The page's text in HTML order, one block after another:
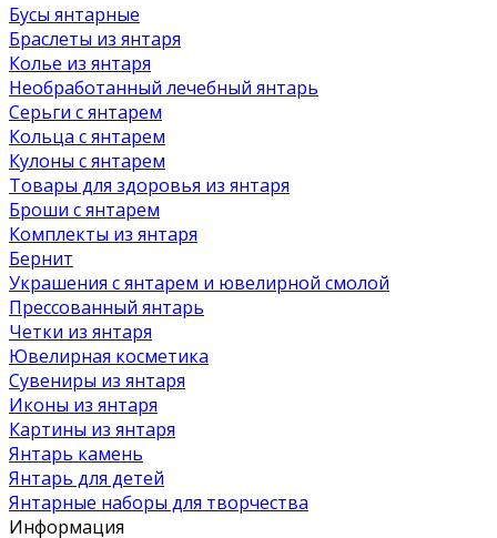
Бусы янтарные
Браслеты из янтаря
Колье из янтаря
Необработанный лечебный янтарь
Серьги с янтарем
Кольца с янтарем
Кулоны с янтарем
Товары для здоровья из янтаря
Броши с янтарем
Комплекты из янтаря
Бернит
Украшения с янтарем и ювелирной смолой
Прессованный янтарь
Четки из янтаря
Ювелирная косметика
Сувениры из янтаря
Иконы из янтаря
Картины из янтаря
Янтарь камень
Янтарь для детей
Янтарные наборы для творчества
Информация